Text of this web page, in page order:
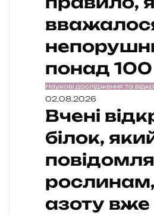
понад 100
Наукові дослідження та
02.08.2026
Вчені
білок,
азоту вже